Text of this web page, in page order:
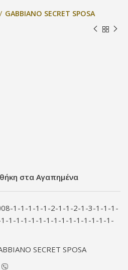
GABBIANO SECRET SPOSA
στα Αγαπημένα
1-1-1-1-1-2-1-1-2-1-3-1-1-1-
1-1-1-1-1-1-1-1-1-1-1-1-1-1-
SECRET SPOSA